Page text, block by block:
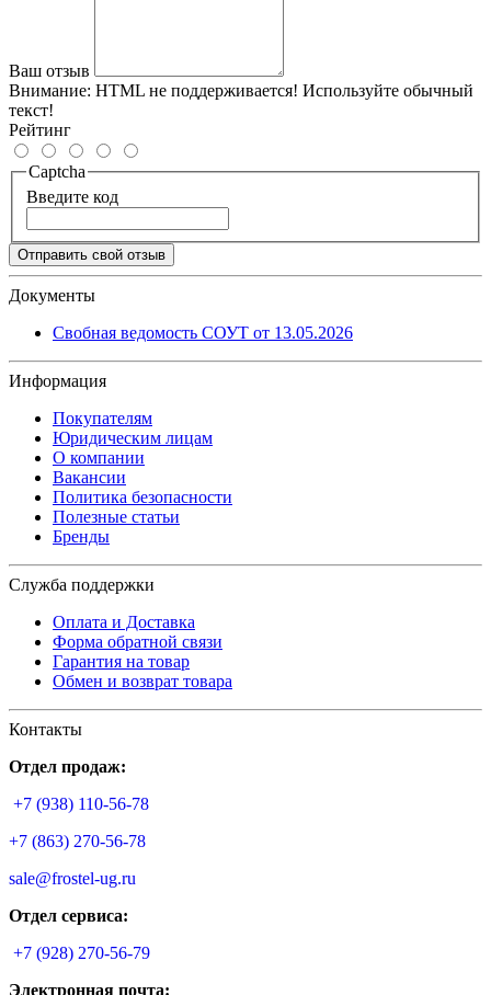
Ваш отзыв
Внимание: HTML не поддерживается! Используйте обычный
текст!
Рейтинг
Captcha
Введите код
Отправить свой отзыв
Документы
Свобная ведомость СОУТ от 13.05.2026
Информация
Покупателям
Юридическим лицам
О компании
Вакансии
Политика безопасности
Полезные статьи
Бренды
Служба поддержки
Оплата и Доставка
Форма обратной связи
Гарантия на товар
Обмен и возврат товара
Контакты
Отдел продаж:
+7 (938) 110-56-78
+7 (863) 270-56-78
sale@frostel-ug.ru
Отдел сервиса:
+7 (928) 270-56-79
Электронная почта: